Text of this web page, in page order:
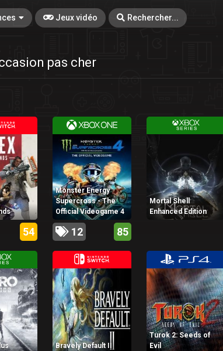
Jeux vidéo Rechercher...
pas cher
54
Monster Energy
Supercross - The
Official Videogame 4
12 85
Mortal Shell
Enhanced Edition
Bravely Default II
Turok 2: Seeds of
Evil